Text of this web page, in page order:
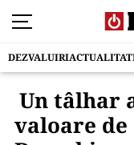
DEZVALUIRI
Un tâlhar
valoare